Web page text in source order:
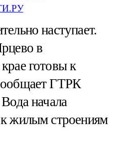
наступает.
в
готовы к
ГТРК
начала
жилым строениям